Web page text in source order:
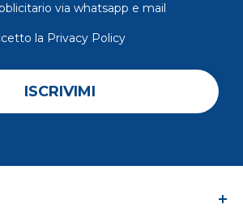
via whatsapp e mail
la Privacy Policy
ISCRIVIMI